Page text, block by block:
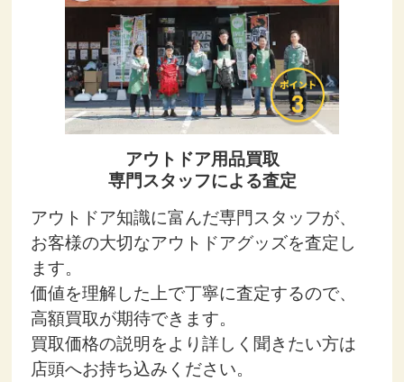
アウトドア用品買取
専門スタッフによる査定
アウトドア知識に富んだ専門スタッフが、
お客様の大切なアウトドアグッズを査定し
ます。
価値を理解した上で丁寧に査定するので、
高額買取が期待できます。
買取価格の説明をより詳しく聞きたい方は
店頭へお持ち込みください。